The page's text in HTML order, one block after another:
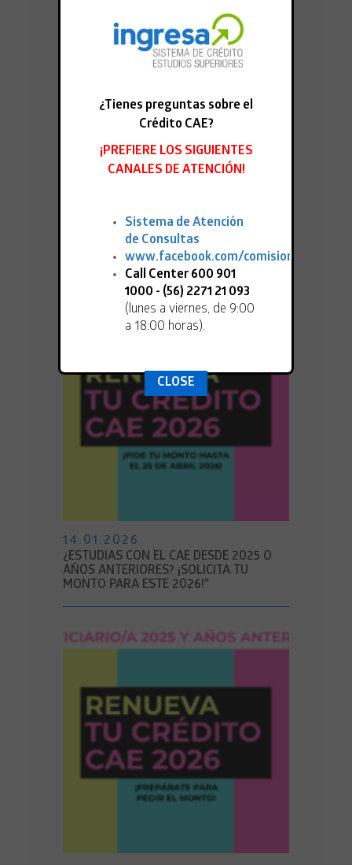
BENEFICIARIOS/AS 2025 Y AÑOS
ANTERIORES: ¡ÚLTIMOS DÍAS PARA PEDIR
EL MONTO DEL CAE 2026!"
14.01.2026
¿ESTUDIAS CON EL CAE DESDE 2025 O
AÑOS ANTERIORES? ¡SOLICITA TU
MONTO PARA ESTE 2026!"
¿Tienes preguntas sobre el
Crédito CAE?
¡PREFIERE LOS SIGUIENTES
CANALES DE ATENCIÓN!
Sistema de Atención
de Consultas
www.facebook.com/comisioningresa
Call Center 600 901
1000 - (56) 2271 21 093
(lunes a viernes, de 9:00
a 18:00 horas).
CLOSE